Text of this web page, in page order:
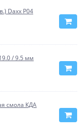
Daxx P04
/ 9.5 мм
смола КДА